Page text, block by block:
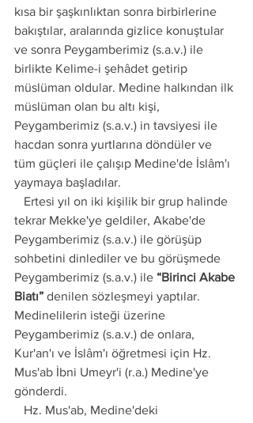
kısa bir şaşkınlıktan sonra birbirlerine
bakıştılar, aralarında gizlice konuştular
ve sonra Peygamberimiz (s.a.v.) ile
birlikte Kelime-i şehâdet getirip
müslüman oldular. Medine halkından ilk
müslüman olan bu altı kişi,
Peygamberimiz (s.a.v.) in tavsiyesi ile
hacdan sonra yurtlarına döndüler ve
tüm güçleri ile çalışıp Medine'de İslâm'ı
yaymaya başladılar.
tekrar Mekke'ye geldiler, Akabe'de
Peygamberimiz (s.a.v.) ile görüşüp
sohbetini dinlediler ve bu görüşmede
Peygamberimiz (s.a.v.) ile “Birinci Akabe
Biatı” denilen sözleşmeyi yaptılar.
Medinelilerin isteği üzerine
Peygamberimiz (s.a.v.) de onlara,
Kur'an'ı ve İslâm'ı öğretmesi için Hz.
Mus'ab İbni Umeyr'i (r.a.) Medine'ye
gönderdi.